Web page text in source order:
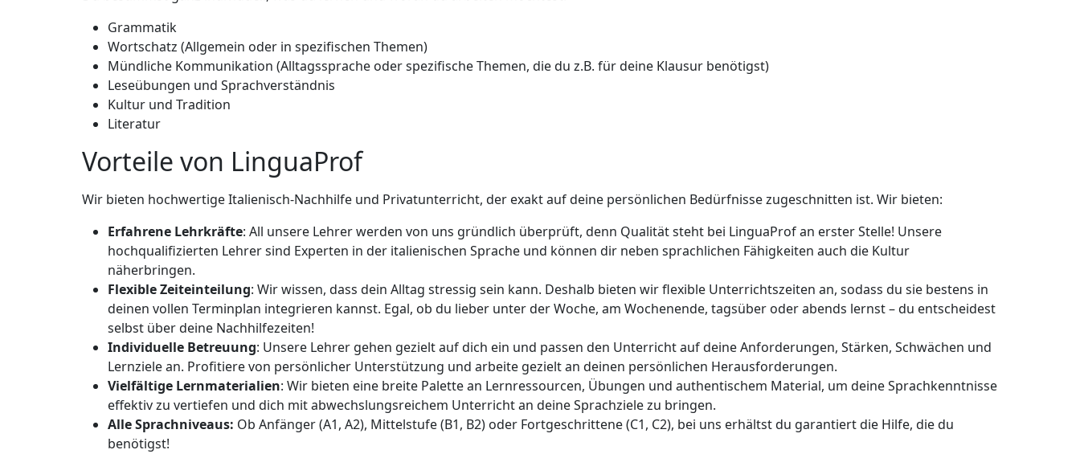
Grammatik
Wortschatz (Allgemein oder in spezifischen Themen)
Mündliche Kommunikation (Alltagssprache oder spezifische Themen, die du z.B. für deine Klausur benötigst)
Leseübungen und Sprachverständnis
Kultur und Tradition
Literatur
Vorteile von LinguaProf
Wir bieten hochwertige Italienisch-Nachhilfe und Privatunterricht, der exakt auf deine persönlichen Bedürfnisse zugeschnitten ist. Wir bieten:
Erfahrene Lehrkräfte: All unsere Lehrer werden von uns gründlich überprüft, denn Qualität steht bei LinguaProf an erster Stelle! Unsere
hochqualifizierten Lehrer sind Experten in der italienischen Sprache und können dir neben sprachlichen Fähigkeiten auch die Kultur
näherbringen.
Flexible Zeiteinteilung: Wir wissen, dass dein Alltag stressig sein kann. Deshalb bieten wir flexible Unterrichtszeiten an, sodass du sie bestens in
deinen vollen Terminplan integrieren kannst. Egal, ob du lieber unter der Woche, am Wochenende, tagsüber oder abends lernst – du entscheidest
selbst über deine Nachhilfezeiten!
Individuelle Betreuung: Unsere Lehrer gehen gezielt auf dich ein und passen den Unterricht auf deine Anforderungen, Stärken, Schwächen und
Lernziele an. Profitiere von persönlicher Unterstützung und arbeite gezielt an deinen persönlichen Herausforderungen.
Vielfältige Lernmaterialien: Wir bieten eine breite Palette an Lernressourcen, Übungen und authentischem Material, um deine Sprachkenntnisse
effektiv zu vertiefen und dich mit abwechslungsreichem Unterricht an deine Sprachziele zu bringen.
Alle Sprachniveaus: Ob Anfänger (A1, A2), Mittelstufe (B1, B2) oder Fortgeschrittene (C1, C2), bei uns erhältst du garantiert die Hilfe, die du
benötigst!